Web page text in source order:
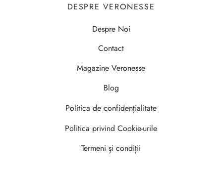
DESPRE VERONESSE
Despre Noi
Contact
Magazine Veronesse
Blog
Politica de confidențialitate
Politica privind Cookie-urile
Termeni și condiții